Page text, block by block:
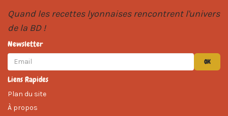
Quand les recettes lyonnaises rencontrent l'univers
de la BD !
Newsletter
OK
Liens Rapides
Plan du site
À propos